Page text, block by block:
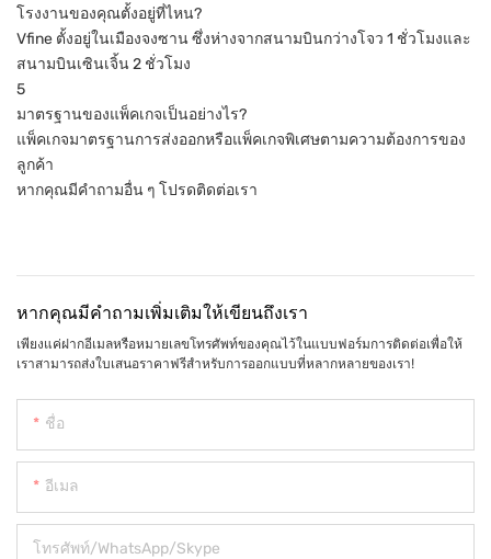
โรงงานของคุณตั้งอยู่ที่ไหน?
Vfine ตั้งอยู่ในเมืองจงซาน ซึ่งห่างจากสนามบินกว่างโจว 1 ชั่วโมงและ
สนามบินเซินเจิ้น 2 ชั่วโมง
5
มาตรฐานของแพ็คเกจเป็นอย่างไร?
แพ็คเกจมาตรฐานการส่งออกหรือแพ็คเกจพิเศษตามความต้องการของ
ลูกค้า
หากคุณมีคำถามอื่น ๆ โปรดติดต่อเรา
หากคุณมีคำถามเพิ่มเติมให้เขียนถึงเรา
เพียงแค่ฝากอีเมลหรือหมายเลขโทรศัพท์ของคุณไว้ในแบบฟอร์มการติดต่อเพื่อให้
เราสามารถส่งใบเสนอราคาฟรีสำหรับการออกแบบที่หลากหลายของเรา!
ชื่อ
อีเมล
โทรศัพท์/WhatsApp/Skype